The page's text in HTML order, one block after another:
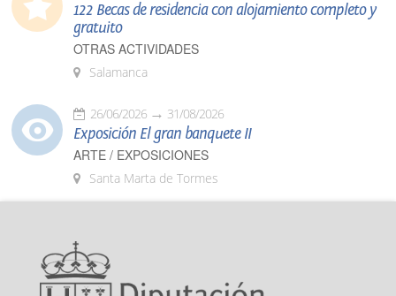
122 Becas de residencia con alojamiento completo y
gratuito
OTRAS ACTIVIDADES
Salamanca
26/06/2026 31/08/2026
Exposición El gran banquete II
ARTE / EXPOSICIONES
Santa Marta de Tormes